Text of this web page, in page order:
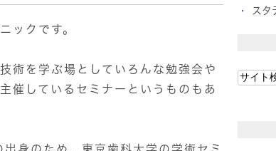
ックです。
術を学ぶ場としていろんな勉強会や
催しているセミナーというものもあ
スタ